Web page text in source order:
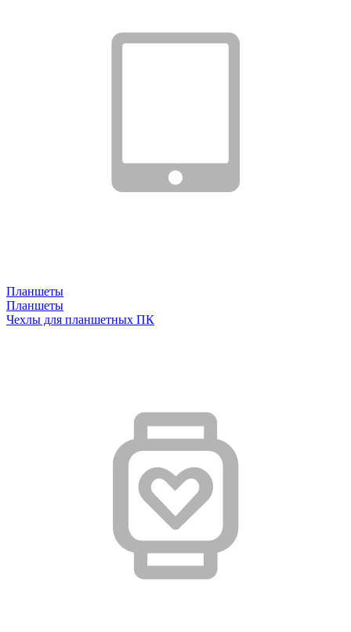
Планшеты
Планшеты
Чехлы для планшетных ПК